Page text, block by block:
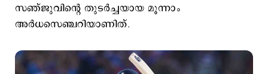
സഞ്ജുവിന്റെ തുടർച്ചയായ മൂന്നാം
അർധസെഞ്ചറിയാണിത്.